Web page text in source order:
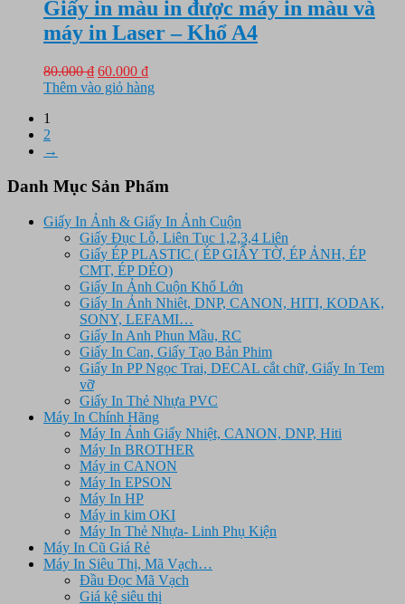
Giấy in màu in được máy in màu và
máy in Laser – Khổ A4
80.000₫ Giá
gốc
60.000 ₫Giá
hiện
Thêm vào giỏ hàng
1
2
→
Danh Mục Sản Phẩm
Giấy In Ảnh & Giấy In Ảnh Cuộn
Giấy Đục Lỗ, Liên Tục 1,2,3,4 Liên
Giấy ÉP PLASTIC ( ÉP GIẤY TỜ, ÉP ẢNH, ÉP
CMT, ÉP DẺO)
Giấy In Ảnh Cuộn Khổ Lớn
Giấy In Ảnh Nhiêt, DNP, CANON, HITI, KODAK,
SONY, LEFAMI…
Giấy In Anh Phun Mầu, RC
Giấy In Can, Giấy Tạo Bản Phim
Giấy In PP Ngọc Trai, DECAL cắt chữ, Giấy In Tem
vỡ
Giấy In Thẻ Nhựa PVC
Máy In Chính Hãng
Máy In Ảnh Giấy Nhiệt, CANON, DNP, Hiti
Máy In BROTHER
Máy in CANON
Máy In EPSON
Máy In HP
Máy in kim OKI
Máy In Thẻ Nhựa- Linh Phụ Kiện
Máy In Cũ Giá Rẻ
Máy In Siêu Thị, Mã Vạch…
Đầu Đọc Mã Vạch
Giá kệ siêu thị